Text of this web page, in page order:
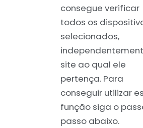
consegue verificar
todos os
selecionados,
site ao qual ele
pertença. Para
conseguir utilizar
função siga o
passo abaixo.